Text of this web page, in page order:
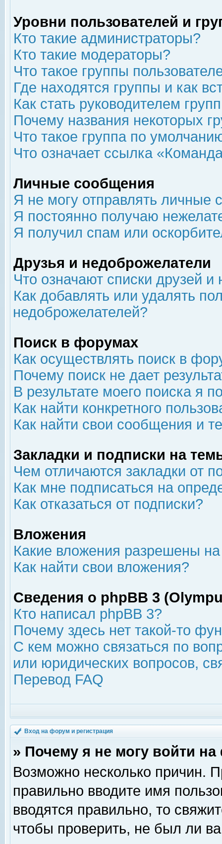
Уровни пользователей и
Кто такие администраторы?
Кто такие модераторы?
Что такое группы
Где находятся группы и как
Как стать руководителем
Почему названия некоторых
Что такое группа по
Что означает ссылка
Личные сообщения
Я не могу отправлять личные
Я постоянно получаю
Я получил спам или
Друзья и недоброжелатели
Что означают списки друзей
Как добавлять или удалять
недоброжелателей?
Поиск в форумах
Как осуществлять поиск в
Почему поиск не дает
В результате моего поиска я
Как найти конкретного
Как найти свои сообщения и
Закладки и подписки на
Чем отличаются закладки от
Как мне подписаться на
Как отказаться от подписки?
Вложения
Какие вложения разрешены
Как найти свои вложения?
Сведения о phpBB 3
Кто написал phpBB 3?
Почему здесь нет такой-то
С кем можно связаться по
или юридических вопросов,
Перевод FAQ
Вход на форум и регистрация
» Почему я не могу войти
Возможно несколько причин.
правильно вводите имя
вводятся правильно, то
чтобы проверить, не был ли